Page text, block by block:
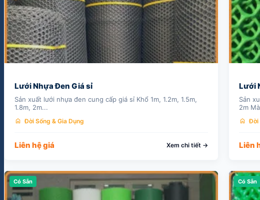
Lưới Nhựa Đen Giá sỉ
Sản xuất lưới nhựa đen cung cấp giá sỉ Khổ 1m, 1.2m, 1.5m,
1.8m, 2m...
home Đời Sống & Gia Dụng
Liên hệ giá Xem chi tiết →
Lưới
Sản
2m
home Đời
Liên
Có Sẵn Có Sẵn